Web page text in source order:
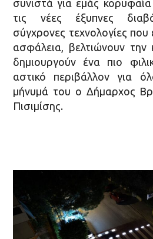
συνιστά για εμάς
τις νέες έξυπνες
σύγχρονες τεχνολογίες που
ασφάλεια, βελτιώνουν την
δημιουργούν ένα πιο
αστικό περιβάλλον για
μήνυμά του ο Δήμαρχος
Πισιμίσης.